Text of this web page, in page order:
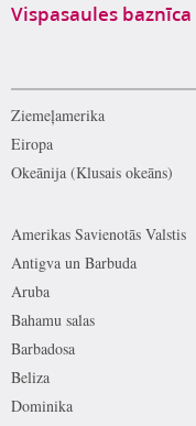
Vispasaules baznīca
Ziemeļamerika
Eiropa
Okeānija (Klusais okeāns)
Amerikas Savienotās Valstis
Antigva un Barbuda
Aruba
Bahamu salas
Barbadosa
Beliza
Dominika